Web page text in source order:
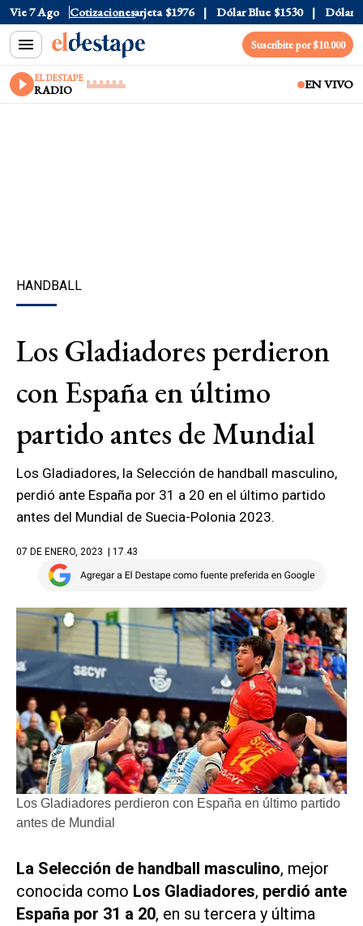
Vie 7 Ago Cotizaciones
$1520 Dólar Tarjeta $1976 Dólar Blue $1530 Dólar CCL
Suscribite por $10.000
EL DESTAPE
RADIO EN VIVO
HANDBALL
Los Gladiadores perdieron
con España en último
partido antes de Mundial
Los Gladiadores, la Selección de handball masculino,
perdió ante España por 31 a 20 en el último partido
antes del Mundial de Suecia-Polonia 2023.
07 DE ENERO, 2023 | 17.43
Los Gladiadores perdieron con España en último partido
antes de Mundial
La Selección de handball masculino, mejor
conocida como Los Gladiadores, perdió ante
España por 31 a 20, en su tercera y última